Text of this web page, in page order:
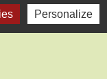
Personalize